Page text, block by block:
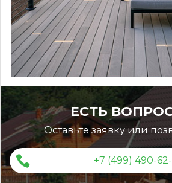
ЕСТЬ
Оставьте заявку или
+7 (499) 490-